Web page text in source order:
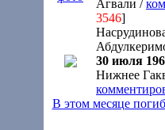
Агвали /
3546]
30 июля
Нижнее
В этом месяце